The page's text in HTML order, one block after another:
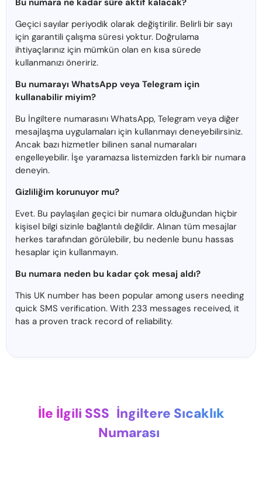
Bu numara ne kadar süre aktif kalacak?
Geçici sayılar periyodik olarak değiştirilir. Belirli bir sayı
için garantili çalışma süresi yoktur. Doğrulama
ihtiyaçlarınız için mümkün olan en kısa sürede
kullanmanızı öneririz.
Bu numarayı WhatsApp veya Telegram için
kullanabilir miyim?
Bu İngiltere numarasını WhatsApp, Telegram veya diğer
mesajlaşma uygulamaları için kullanmayı deneyebilirsiniz.
Ancak bazı hizmetler bilinen sanal numaraları
engelleyebilir. İşe yaramazsa listemizden farklı bir numara
deneyin.
Gizliliğim korunuyor mu?
Evet. Bu paylaşılan geçici bir numara olduğundan hiçbir
kişisel bilgi sizinle bağlantılı değildir. Alınan tüm mesajlar
herkes tarafından görülebilir, bu nedenle bunu hassas
hesaplar için kullanmayın.
Bu numara neden bu kadar çok mesaj aldı?
This UK number has been popular among users needing
quick SMS verification. With 233 messages received, it
has a proven track record of reliability.
İle İlgili SSS İngiltere Sıcaklık
Numarası